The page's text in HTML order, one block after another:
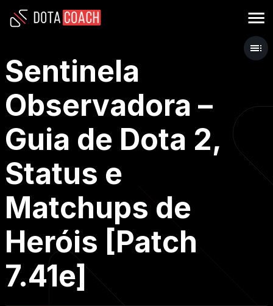
Sentinela
Observadora –
Guia de Dota 2,
Status e
Matchups de
Heróis [Patch
7.41e]